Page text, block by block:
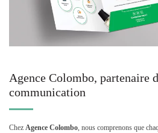
Agence Colombo, partenaire
communication
Chez Agence Colombo , nous comprenons que